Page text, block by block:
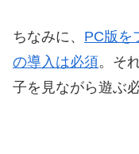
ちなみに、 PC版を
の導入は必須。そ
子を見ながら遊ぶ